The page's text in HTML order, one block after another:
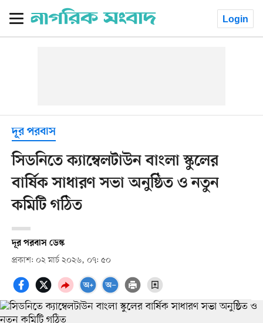
Login
দূর পরবাস
সিডনিতে ক্যাম্বেলটাউন বাংলা স্কুলের
বার্ষিক সাধারণ সভা অনুষ্ঠিত ও নতুন
কমিটি গঠিত
দূর পরবাস ডেস্ক
প্রকাশ: ০২ মার্চ ২০২৬, ০৭: ৫০